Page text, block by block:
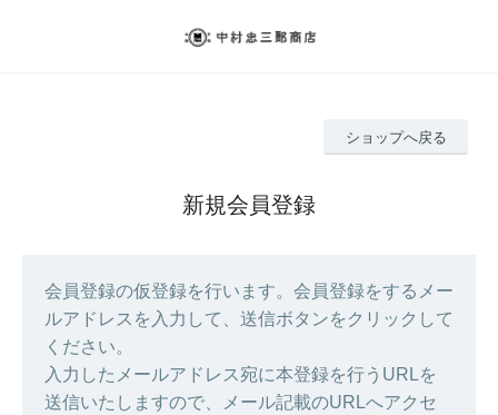
ショップへ戻る
新規会員登録
会員登録の仮登録を行います。会員登録をするメー
ルアドレスを入力して、送信ボタンをクリックして
ください。
入力したメールアドレス宛に本登録を行うURLを
送信いたしますので、メール記載のURLへアクセ